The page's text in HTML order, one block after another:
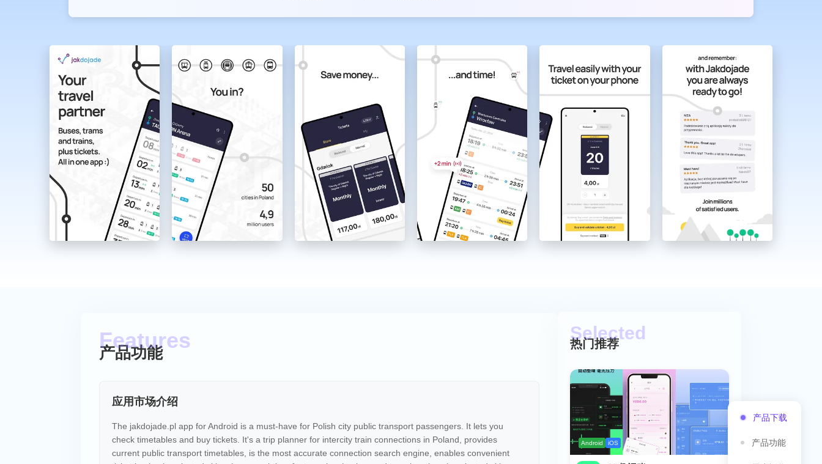
产品下载
产品功能
产品功能
应用市场介绍
The jakdojade.pl app for Android is a must-have for Polish city public transport passengers. It lets you
check timetables and buy tickets. It's a trip planner for intercity train connections in Poland, provides
current public transport timetables, is the most accurate connection search engine, enables convenient
热门推荐
Android iOS